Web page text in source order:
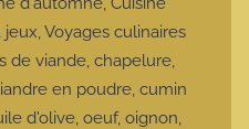
jeux,Voyages culinaires
de viande, chapelure,
en poudre, cumin
d'olive, oeuf, oignon,